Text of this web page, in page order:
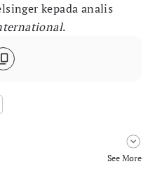
kepada analis
.
See More